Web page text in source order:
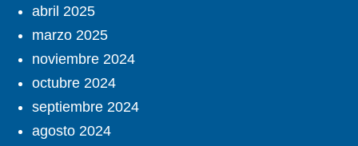
abril 2025
marzo 2025
noviembre 2024
octubre 2024
septiembre 2024
agosto 2024